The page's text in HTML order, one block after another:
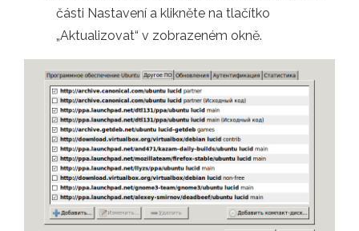
části Nastavení a klikněte na tlačítko
„Aktualizovat“ v zobrazeném okně.